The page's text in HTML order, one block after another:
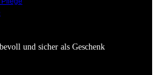
und sicher als Geschenk